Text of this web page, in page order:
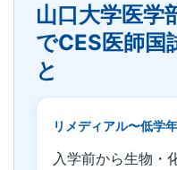
山口大学医学
でCES医師国
と
リメディアル〜低学
入学前から生物・